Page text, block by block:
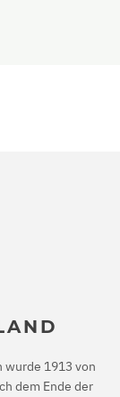
wurde 1913 von
dem Ende der